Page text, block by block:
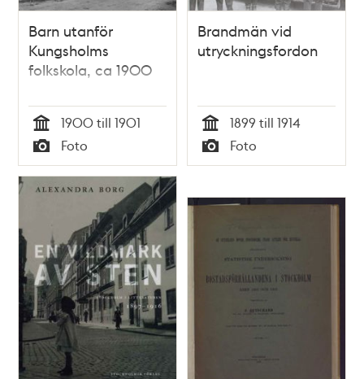
Barn utanför
Kungsholms
folkskola, ca 1900
Tid
1900 till 1901
Typ
Foto
Brandmän vid
utryckningsfordon
Tid
1899 till 1914
Typ
Foto